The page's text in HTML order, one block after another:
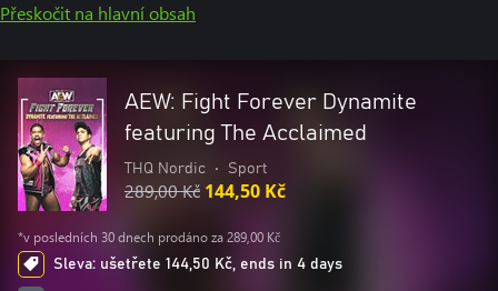
Přeskočit na hlavní obsah
AEW: Fight Forever Dynamite
featuring The Acclaimed
THQ Nordic • Sport
289,00 Kč 144,50 Kč
*v posledních 30 dnech prodáno za 289,00 Kč
Sleva: ušetřete 144,50 Kč, ends in 4 days